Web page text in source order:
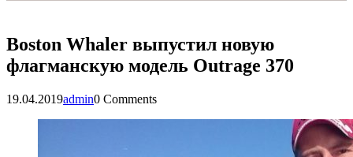
Boston Whaler выпустил новую
флагманскую модель Outrage 370
19.04.2019admin0 Comments